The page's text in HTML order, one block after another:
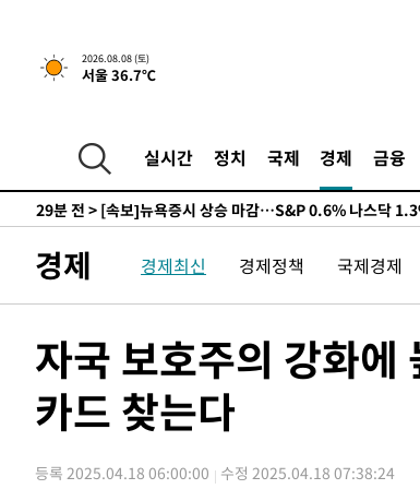
2026.08.08 (토)
서울 36.7℃
실시간 정치 국제 경제 금융
-24722초 전 >여수 오동도 해상서 모터보트 전복…1명 사망
-20949초 전 >극한폭염 한풀 꺾이지만…'낮 최고 35도' 무더
-16484초 전 >
[속보]'압수수색·성접대 논란' 축구협회 "실
-5105초 전 >
29분 전 > [속보]뉴욕증시 상승 마감…S&P 0.6% 나스닥
-27832초 전 >
선재도서 해루질 나섰다 실종 60대, 닷새 만
-25366초 전 >남자 농구, 나고야 아시안게임서 '홈팀' 일본
-20969초 전 >극한폭염 한풀 꺾이지만…'낮 최고 35도' 무
주 날씨]
-17987초 전 >축구협회 "압수수색·성접대 논란 사과…쇄신
-16504초 전 >[속보]'압수수색·성접대 논란' 축구협회 "실망
29분 전 >[속보]뉴욕증시 상승 마감…S&P 0.6% 나스닥
경제 경제최신 경제정책 국제경제
자국 보호주의 강화
카드 찾는다
등록 2025.04.18 06:00:00 수정 2025.04.18 07:38:24